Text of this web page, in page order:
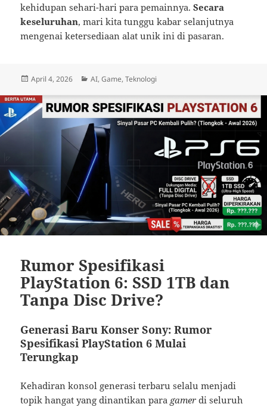
kehidupan sehari-hari para pemainnya.Secara
keseluruhan, mari kita tunggu kabar selanjutnya
mengenai ketersediaan alat unik ini di pasaran.
Posted
April 4, 2026 Categories
AI,Game,Teknologi
Rumor Spesifikasi
PlayStation 6: SSD 1TB dan
Tanpa Disc Drive?
Generasi Baru Konser Sony: Rumor
Spesifikasi PlayStation 6 Mulai
Terungkap
Kehadiran konsol generasi terbaru selalu menjadi
topik hangat yang dinantikan para gamer di seluruh